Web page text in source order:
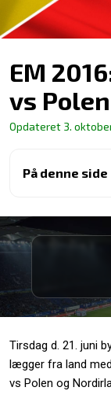
EM
vs
Opdateret 3.
På denne side
Tirsdag d. 21. juni
lægger fra land
vs Polen og